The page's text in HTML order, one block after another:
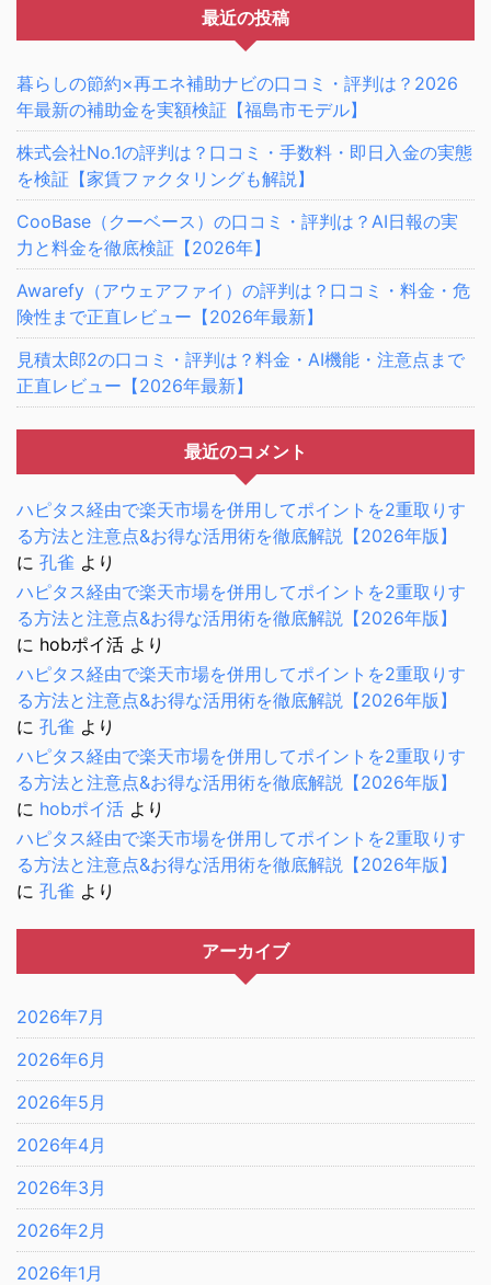
最近の投稿
暮らしの節約×再エネ補助ナビの口コミ・評判は？2026
年最新の補助金を実額検証【福島市モデル】
株式会社No.1の評判は？口コミ・手数料・即日入金の実態
を検証【家賃ファクタリングも解説】
CooBase（クーベース）の口コミ・評判は？AI日報の実
力と料金を徹底検証【2026年】
Awarefy（アウェアファイ）の評判は？口コミ・料金・危
険性まで正直レビュー【2026年最新】
見積太郎2の口コミ・評判は？料金・AI機能・注意点まで
正直レビュー【2026年最新】
最近のコメント
ハピタス経由で楽天市場を併用してポイントを2重取りす
る方法と注意点&お得な活用術を徹底解説【2026年版】
に 孔雀 より
ハピタス経由で楽天市場を併用してポイントを2重取りす
る方法と注意点&お得な活用術を徹底解説【2026年版】
に hobポイ活 より
ハピタス経由で楽天市場を併用してポイントを2重取りす
る方法と注意点&お得な活用術を徹底解説【2026年版】
に 孔雀 より
ハピタス経由で楽天市場を併用してポイントを2重取りす
る方法と注意点&お得な活用術を徹底解説【2026年版】
に hobポイ活 より
ハピタス経由で楽天市場を併用してポイントを2重取りす
る方法と注意点&お得な活用術を徹底解説【2026年版】
に 孔雀 より
アーカイブ
2026年7月
2026年6月
2026年5月
2026年4月
2026年3月
2026年2月
2026年1月